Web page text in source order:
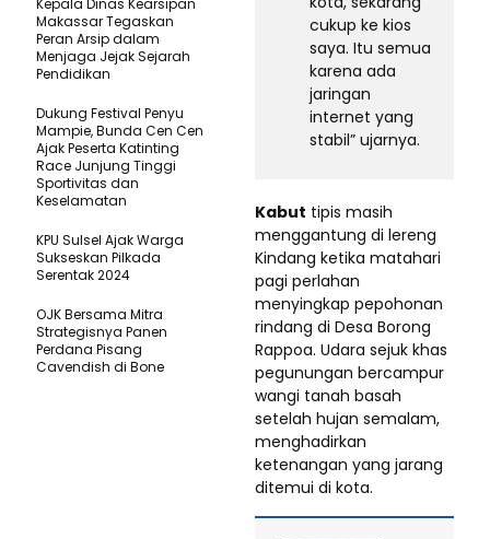
cukup ke kios
saya. Itu semua
karena ada
jaringan
internet yang
stabil” ujarnya.
Kabut tipis masih
menggantung di lereng
Kindang ketika matahari
pagi perlahan
menyingkap pepohonan
rindang di Desa Borong
Rappoa. Udara sejuk khas
pegunungan bercampur
wangi tanah basah
setelah hujan semalam,
menghadirkan
ketenangan yang jarang
ditemui di kota.
Kepala Dinas Kearsipan
Makassar Tegaskan
Peran Arsip dalam
Menjaga Jejak Sejarah
Pendidikan
Dukung Festival Penyu
Mampie, Bunda Cen Cen
Ajak Peserta Katinting
Race Junjung Tinggi
Sportivitas dan
Keselamatan
KPU Sulsel Ajak Warga
Sukseskan Pilkada
Serentak 2024
OJK Bersama Mitra
Strategisnya Panen
Perdana Pisang
Cavendish di Bone